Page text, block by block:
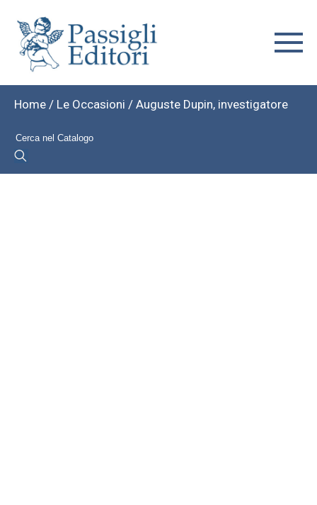
Home / Le Occasioni / Auguste Dupin, investigatore